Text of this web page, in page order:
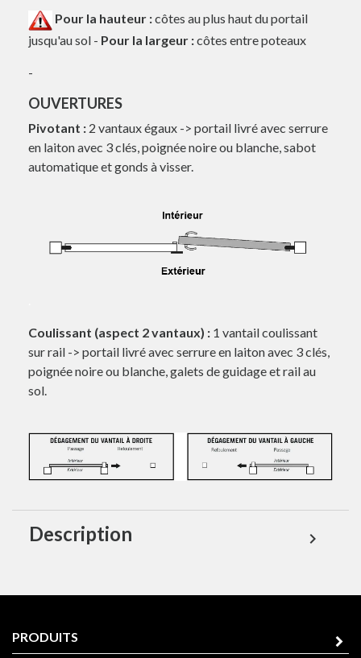
Pour la hauteur :côtes au plus haut du portail
jusqu'au sol - Pour la largeur :côtes entre poteaux
-
OUVERTURES
Pivotant : 2 vantaux égaux -> portail livré avec serrure
en laiton avec 3 clés, poignée noire ou blanche, sabot
automatique et gonds à visser.
Coulissant (aspect 2 vantaux) : 1 vantail coulissant
sur rail -> portail livré avec serrure en laiton avec 3 clés,
poignée noire ou blanche, galets de guidage et rail au
sol.
Description expand_more
PRODUITS